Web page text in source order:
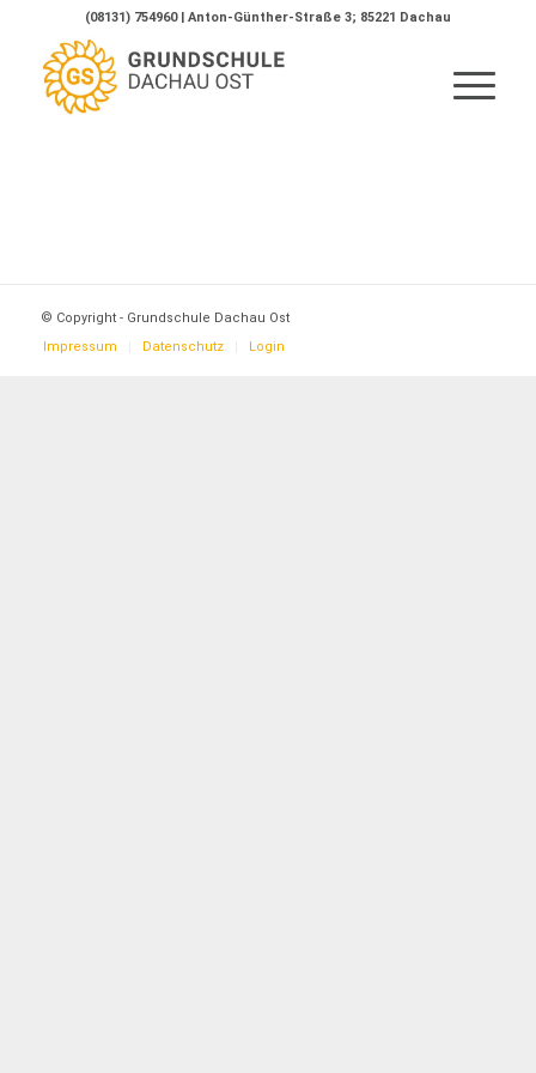
(08131) 754960 | Anton-Günther-Straße 3; 85221 Dachau
© Copyright - Grundschule Dachau Ost
Impressum
Datenschutz Login